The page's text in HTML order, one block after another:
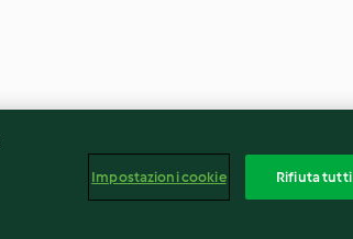
Impostazioni cookie Rifiuta tutti